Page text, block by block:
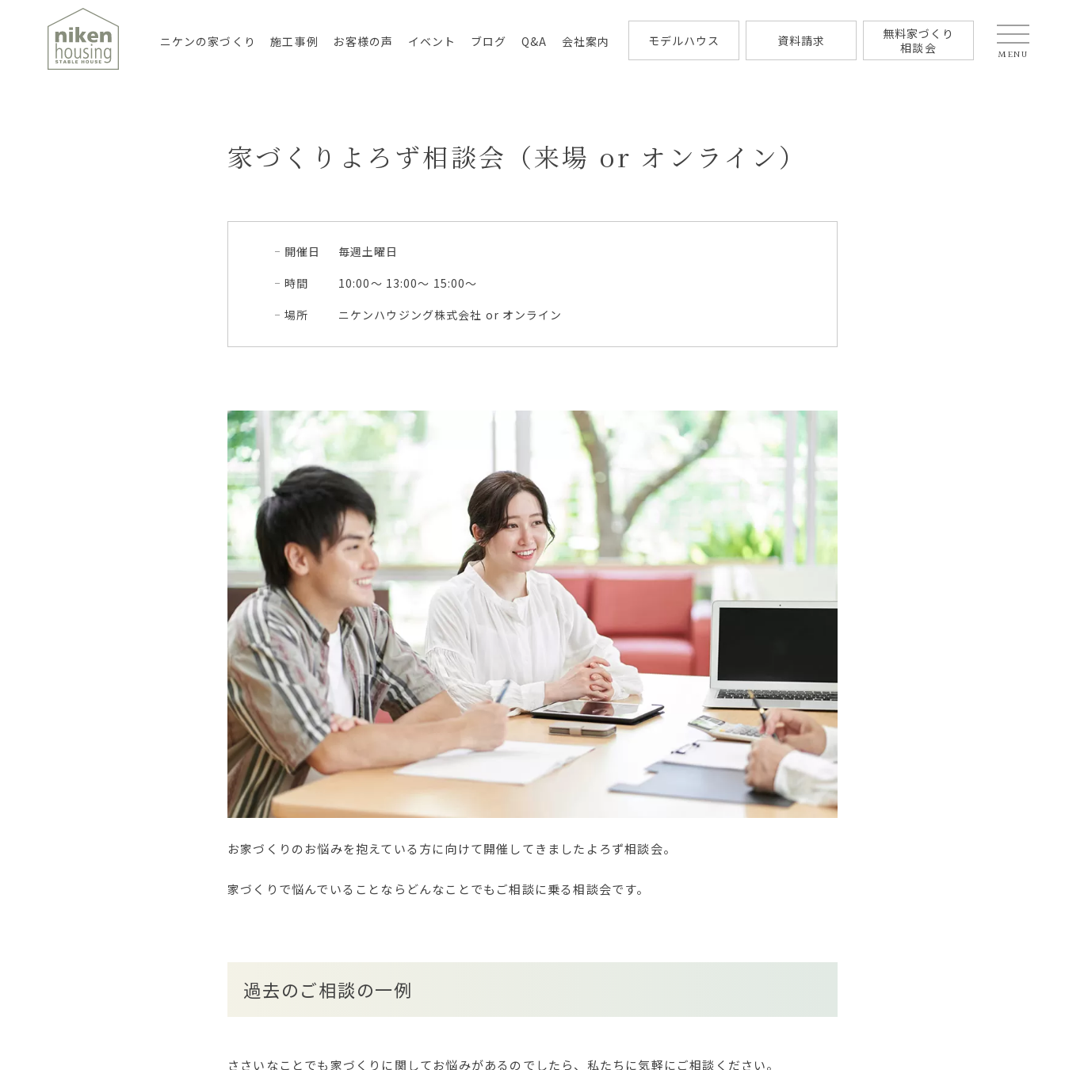
ニケンの家づくり 施工事例 お客様の声 イベント ブログ Q&A 会社案内 モデルハウス 資料請求
無料家づくり
相談会
MENU
家づくりよろず相談会（来場 or オンライン）
開催日
毎週土曜日
時間
10:00〜 13:00〜 15:00〜
場所
ニケンハウジング株式会社 or オンライン
お家づくりのお悩みを抱えている方に向けて開催してきましたよろず相談会。
家づくりで悩んでいることならどんなことでもご相談に乗る相談会です。
過去のご相談の一例
ささいなことでも家づくりに関してお悩みがあるのでしたら、私たちに気軽にご相談ください。